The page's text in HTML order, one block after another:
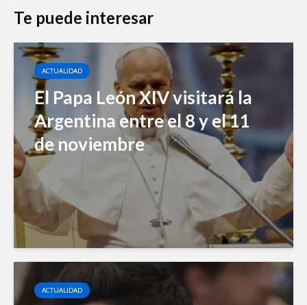
Te puede interesar
ACTUALIDAD
El Papa León XIV visitará la
Argentina entre el 8 y el 11
de noviembre
ACTUALIDAD